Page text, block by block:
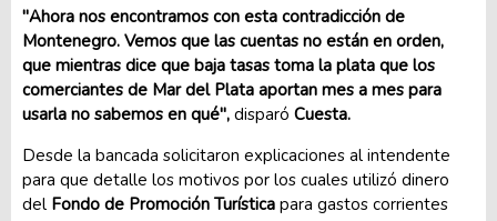
"Ahora nos encontramos con esta contradicción de
Montenegro. Vemos que las cuentas no están en orden,
que mientras dice que baja tasas toma la plata que los
comerciantes de Mar del Plata aportan mes a mes para
usarla no sabemos en qué", disparó Cuesta.
Desde la bancada solicitaron explicaciones al intendente
para que detalle los motivos por los cuales utilizó dinero
del Fondo de Promoción Turística para gastos corrientes